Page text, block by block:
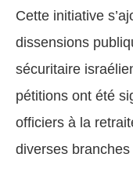
Cette initiative
dissensions
sécuritaire
pétitions ont été
officiers à la
diverses